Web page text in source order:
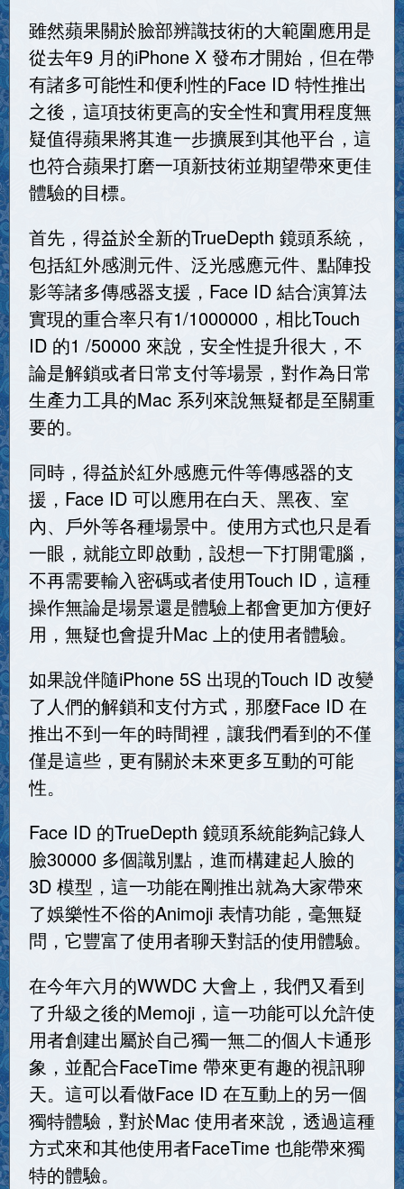
雖然蘋果關於臉部辨識技術的大範圍應用是
從去年9 月的iPhone X 發布才開始，但在帶
有諸多可能性和便利性的Face ID 特性推出
之後，這項技術更高的安全性和實用程度無
疑值得蘋果將其進一步擴展到其他平台，這
也符合蘋果打磨一項新技術並期望帶來更佳
體驗的目標。
首先，得益於全新的TrueDepth 鏡頭系統，
包括紅外感測元件、泛光感應元件、點陣投
影等諸多傳感器支援，Face ID 結合演算法
實現的重合率只有1/1000000，相比Touch
ID 的1 /50000 來說，安全性提升很大，不
論是解鎖或者日常支付等場景，對作為日常
生產力工具的Mac 系列來說無疑都是至關重
要的。
同時，得益於紅外感應元件等傳感器的支
援，Face ID 可以應用在白天、黑夜、室
內、戶外等各種場景中。使用方式也只是看
一眼，就能立即啟動，設想一下打開電腦，
不再需要輸入密碼或者使用Touch ID，這種
操作無論是場景還是體驗上都會更加方便好
用，無疑也會提升Mac 上的使用者體驗。
如果說伴隨iPhone 5S 出現的Touch ID 改變
了人們的解鎖和支付方式，那麼Face ID 在
推出不到一年的時間裡，讓我們看到的不僅
僅是這些，更有關於未來更多互動的可能
性。
Face ID 的TrueDepth 鏡頭系統能夠記錄人
臉30000 多個識別點，進而構建起人臉的
3D 模型，這一功能在剛推出就為大家​​帶來
了娛樂性不俗的Animoji 表情功能，毫無疑
問，它豐富了使用者聊天對話的使用體驗。
在今年六月的WWDC 大會上，我們又看到
了升級之後的Memoji，這一功能可以允許使
用者創建出屬於自己獨一無二的個人卡通形
象，並配合FaceTime 帶來更有趣的視訊聊
天。這可以看做Face ID 在互動上的另一個
獨特體驗，對於Mac 使用者來說，透過這種
方式來和其他使用者FaceTime 也能帶來獨
特的體驗。